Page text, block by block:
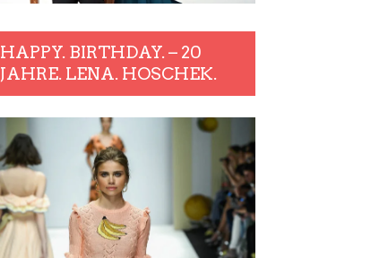
HAPPY. BIRTHDAY. – 20
JAHRE. LENA. HOSCHEK.